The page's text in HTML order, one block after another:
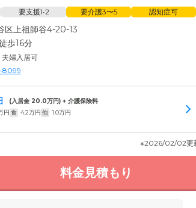
要支援1•2 要介護3〜5 認知症可
区上祖師谷4-20-13
歩16分
婦入居可
8099
(入居金 20.0万円) + 介護保険料
円 食 4.2万円 他 1.0万円
※2026/02/02更
料金見積もり